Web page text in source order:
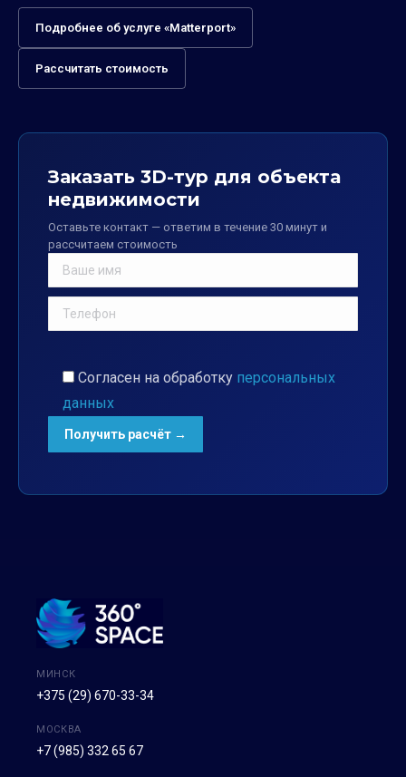
Подробнее об услуге «Matterport»
Рассчитать стоимость
Заказать 3D-тур для объекта
недвижимости
Оставьте контакт — ответим в течение 30 минут и
рассчитаем стоимость
Согласен на обработку персональных
данных
МИНСК
+375 (29) 670-33-34
МОСКВА
+7 (985) 332 65 67